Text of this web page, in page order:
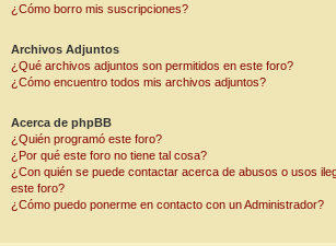
¿Cómo borro mis suscripciones?
Archivos Adjuntos
¿Qué archivos adjuntos son permitidos en este foro?
¿Cómo encuentro todos mis archivos adjuntos?
Acerca de phpBB
¿Quién programó este foro?
¿Por qué este foro no tiene tal cosa?
¿Con quién se puede contactar acerca de abusos o usos
este foro?
¿Cómo puedo ponerme en contacto con un Administrador?